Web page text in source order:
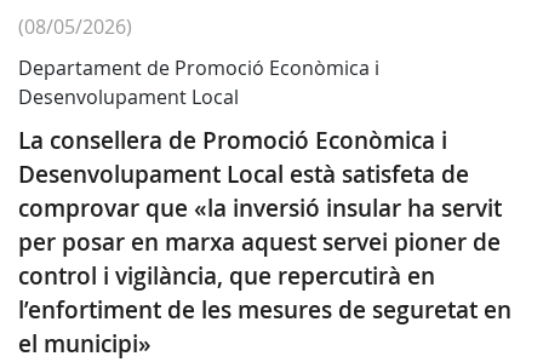
(08/05/2026)
Departament de Promoció Econòmica i
Desenvolupament Local
La consellera de Promoció Econòmica i
Desenvolupament Local està satisfeta de
comprovar que «la inversió insular ha servit
per posar en marxa aquest servei pioner de
control i vigilància, que repercutirà en
l’enfortiment de les mesures de seguretat en
el municipi»